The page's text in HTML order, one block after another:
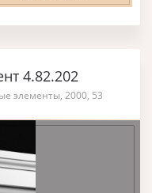
4.82.202
элементы, 2000, 53